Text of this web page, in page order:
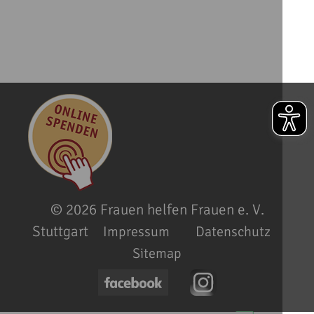
© 2026 Frauen helfen Frauen e. V.
Stuttgart
Impressum
Datenschutz
Sitemap